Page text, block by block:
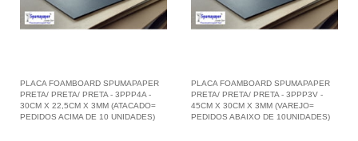
PLACA FOAMBOARD SPUMAPAPER
PRETA/ PRETA/ PRETA - 3PPP4A -
30CM X 22,5CM X 3MM (ATACADO=
PEDIDOS ACIMA DE 10 UNIDADES)
PLACA FOAMBOARD SPUMAPAPER
PRETA/ PRETA/ PRETA - 3PPP3V -
45CM X 30CM X 3MM (VAREJO=
PEDIDOS ABAIXO DE 10UNIDADES)